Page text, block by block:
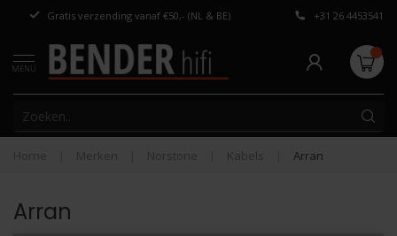
Gratis verzending vanaf €50,- (NL & BE) Persoonlijk
+31 26 4453541
MENU
Home Merken Norstone Kabels Arran
Arran